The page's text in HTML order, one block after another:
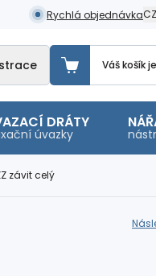
Rychlá objednávka
Váš košík
DRÁTY
úvazky
závit celý